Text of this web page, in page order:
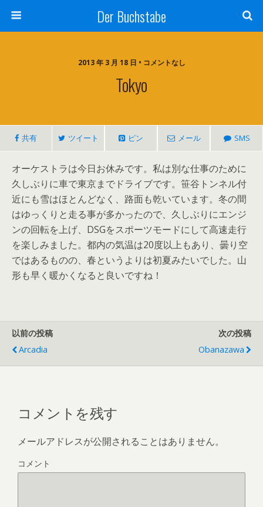
Der Buchstabe
2013 年 3 月 18 日 • コメントなし
Tokyo
共有 ツイート ピン メール SMS
オーケストラは今日お休みです。私は別な仕事のために
久しぶりに車で東京までドライブです。笹谷トンネル付
近にも雪はほとんどなく、路面も乾いています。冬の間
はゆっくりと走る事が多かったので、久しぶりにエンジ
ンの回転を上げ、DSGをスポーツモードにして高速走行
を楽しみました。都内の気温は20度以上もあり、曇り空
ではあるものの、春というよりは初夏みたいでした。山
形も早く暖かくなると良いですね！
以前の投稿
Arcadia
次の投稿
Obanazawa
コメントを残す
メールアドレスが公開されることはありません。
コメント